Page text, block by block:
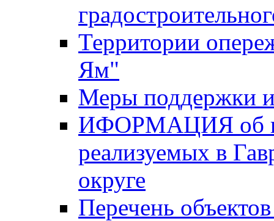
Территории
Ям"
Меры поддержки
ИФОРМАЦИЯ об
реализуемых в
округе
Перечень